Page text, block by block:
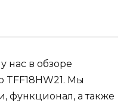
нас в обзоре
Мы
функционал, а также